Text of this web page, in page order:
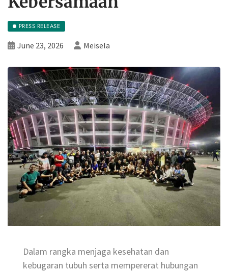
PRESS RELEASE
June 23, 2026 Meisela
Dalam rangka menjaga kesehatan dan
kebugaran tubuh serta mempererat hubungan